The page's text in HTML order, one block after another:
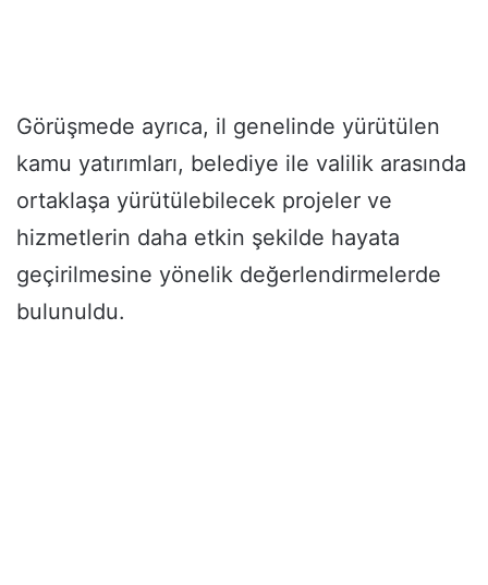
Görüşmede ayrıca, il genelinde yürütülen
kamu yatırımları, belediye ile valilik arasında
ortaklaşa yürütülebilecek projeler ve
hizmetlerin daha etkin şekilde hayata
geçirilmesine yönelik değerlendirmelerde
bulunuldu.